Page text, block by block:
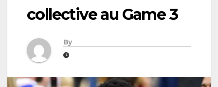
collective au Game 3
By